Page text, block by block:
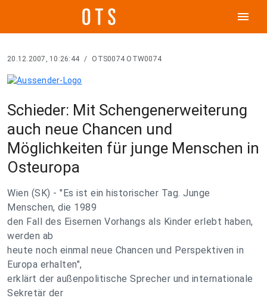
menu
20.12.2007, 10:26:44 / OTS0074 OTW0074
Schieder: Mit Schengenerweiterung
auch neue Chancen und
Möglichkeiten für junge Menschen in
Osteuropa
Wien (SK) - "Es ist ein historischer Tag. Junge
Menschen, die 1989
den Fall des Eisernen Vorhangs als Kinder erlebt haben,
werden ab
heute noch einmal neue Chancen und Perspektiven in
Europa erhalten",
erklärt der außenpolitische Sprecher und internationale
Sekretär der